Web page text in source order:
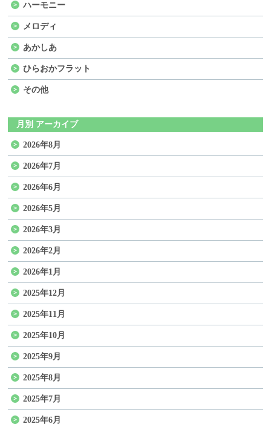
ハーモニー
メロディ
あかしあ
ひらおかフラット
その他
月別 アーカイブ
2026年8月
2026年7月
2026年6月
2026年5月
2026年3月
2026年2月
2026年1月
2025年12月
2025年11月
2025年10月
2025年9月
2025年8月
2025年7月
2025年6月